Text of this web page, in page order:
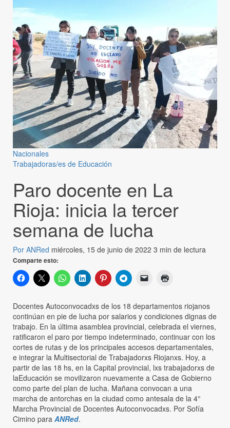
Nacionales
Trabajadoras/es de Educación
Paro docente en La
Rioja: inicia la tercer
semana de lucha
Por ANRed miércoles, 15 de junio de 2022 3 min de lectura
Comparte esto:
Docentes Autoconvocadxs de los 18 departamentos riojanos
continúan en pie de lucha por salarios y condiciones dignas de
trabajo. En la última asamblea provincial, celebrada el viernes,
ratificaron el paro por tiempo indeterminado, continuar con los
cortes de rutas y de los principales accesos departamentales,
e integrar la Multisectorial de Trabajadorxs Riojanxs. Hoy, a
partir de las 18 hs, en la Capital provincial, lxs trabajadorxs de
laEducación se movilizaron nuevamente a Casa de Gobierno
como parte del plan de lucha. Mañana convocan a una
marcha de antorchas en la ciudad como antesala de la 4°
Marcha Provincial de Docentes Autoconvocadxs. Por Sofía
Cimino para ANRed.